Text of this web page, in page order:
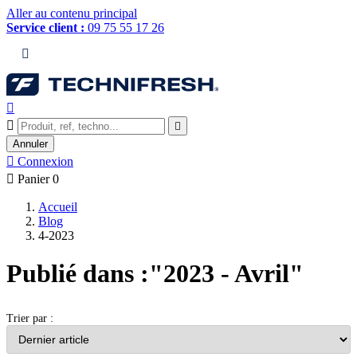
Aller au contenu principal
Service client : 09 75 55 17 26




Annuler
 Connexion
 Panier 0
Accueil
Blog
4-2023
Publié dans :"2023 - Avril"
Trier par :